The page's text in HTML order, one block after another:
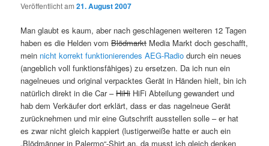
Veröffentlicht am21. August 2007
Man glaubt es kaum, aber nach geschlagenen weiteren 12 Tagen
haben es die Helden vomBlödmarkt Media Markt doch geschafft,
mein nicht korrekt funktionierendes AEG-Radio durch ein neues
(angeblich voll funktionsfähiges) zu ersetzen. Da ich nun ein
nagelneues und original verpacktes Gerät in Händen hielt, bin ich
natürlich direkt in die Car –HiHi HiFi Abteilung gewandert und
hab dem Verkäufer dort erklärt, dass er das nagelneue Gerät
zurücknehmen und mir eine Gutschrift ausstellen solle – er hat
es zwar nicht gleich kappiert (lustigerweiße hatte er auch ein
„Blödmänner in Palermo“-Shirt an, da musst ich gleich denken